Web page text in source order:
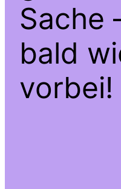
Sache
bald
vorbei!